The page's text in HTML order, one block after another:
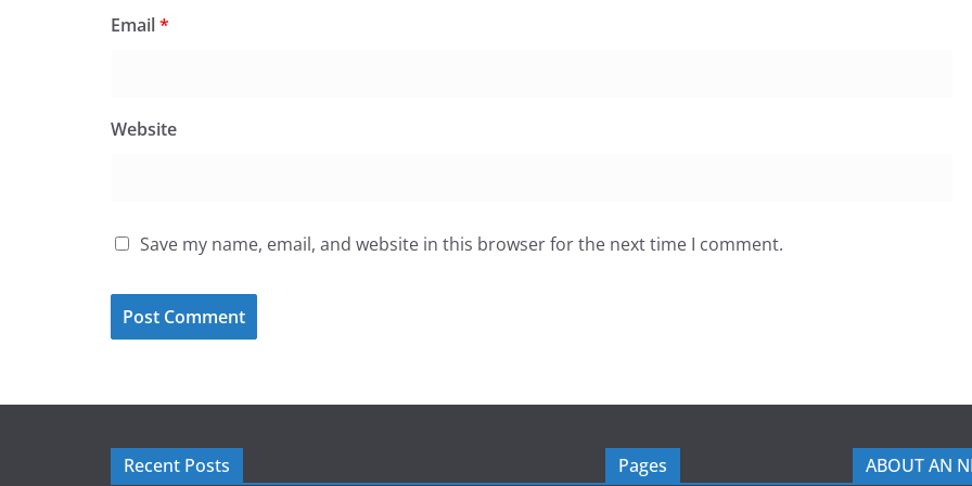
Email*
Website
Save my name, email, and website in this browser for the next time I comment.
Recent Posts Pages ABOUT AN